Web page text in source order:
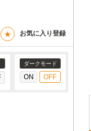
★ お気に入り登録
ダークモード